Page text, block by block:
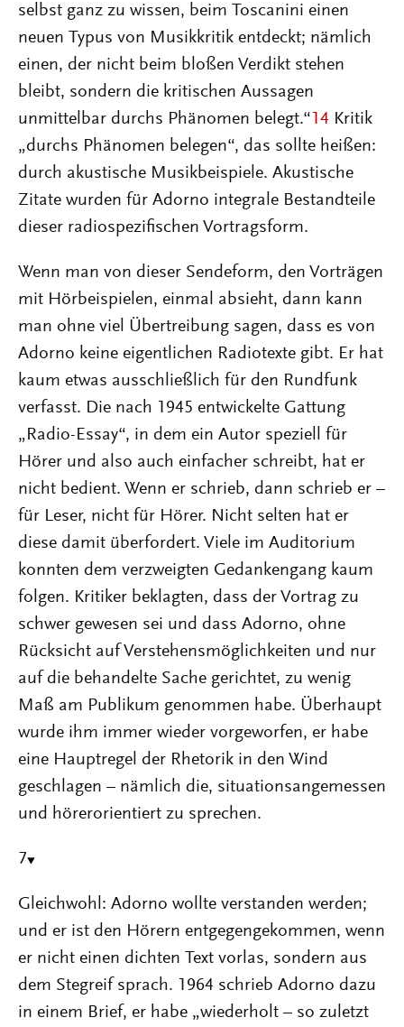
selbst ganz zu wissen, beim Toscanini einen
neuen Typus von Musikkritik entdeckt; nämlich
einen, der nicht beim bloßen Verdikt stehen
bleibt, sondern die kritischen Aussagen
unmittelbar durchs Phänomen belegt.“14 Kritik
„durchs Phänomen belegen“, das sollte heißen:
durch akustische Musikbeispiele. Akustische
Zitate wurden für Adorno integrale Bestandteile
dieser radiospezifischen Vortragsform.
Wenn man von dieser Sendeform, den Vorträgen
mit Hörbeispielen, einmal absieht, dann kann
man ohne viel Übertreibung sagen, dass es von
Adorno keine eigentlichen Radiotexte gibt. Er hat
kaum etwas ausschließlich für den Rundfunk
verfasst. Die nach 1945 entwickelte Gattung
„Radio-Essay“, in dem ein Autor speziell für
Hörer und also auch einfacher schreibt, hat er
nicht bedient. Wenn er schrieb, dann schrieb er –
für Leser, nicht für Hörer. Nicht selten hat er
diese damit überfordert. Viele im Auditorium
konnten dem verzweigten Gedankengang kaum
folgen. Kritiker beklagten, dass der Vortrag zu
schwer gewesen sei und dass Adorno, ohne
Rücksicht auf Verstehensmöglichkeiten und nur
auf die behandelte Sache gerichtet, zu wenig
Maß am Publikum genommen habe. Überhaupt
wurde ihm immer wieder vorgeworfen, er habe
eine Hauptregel der Rhetorik in den Wind
geschlagen – nämlich die, situationsangemessen
und hörerorientiert zu sprechen.
7
Gleichwohl: Adorno wollte verstanden werden;
und er ist den Hörern entgegengekommen, wenn
er nicht einen dichten Text vorlas, sondern aus
dem Stegreif sprach. 1964 schrieb Adorno dazu
in einem Brief, er habe „wiederholt – so zuletzt